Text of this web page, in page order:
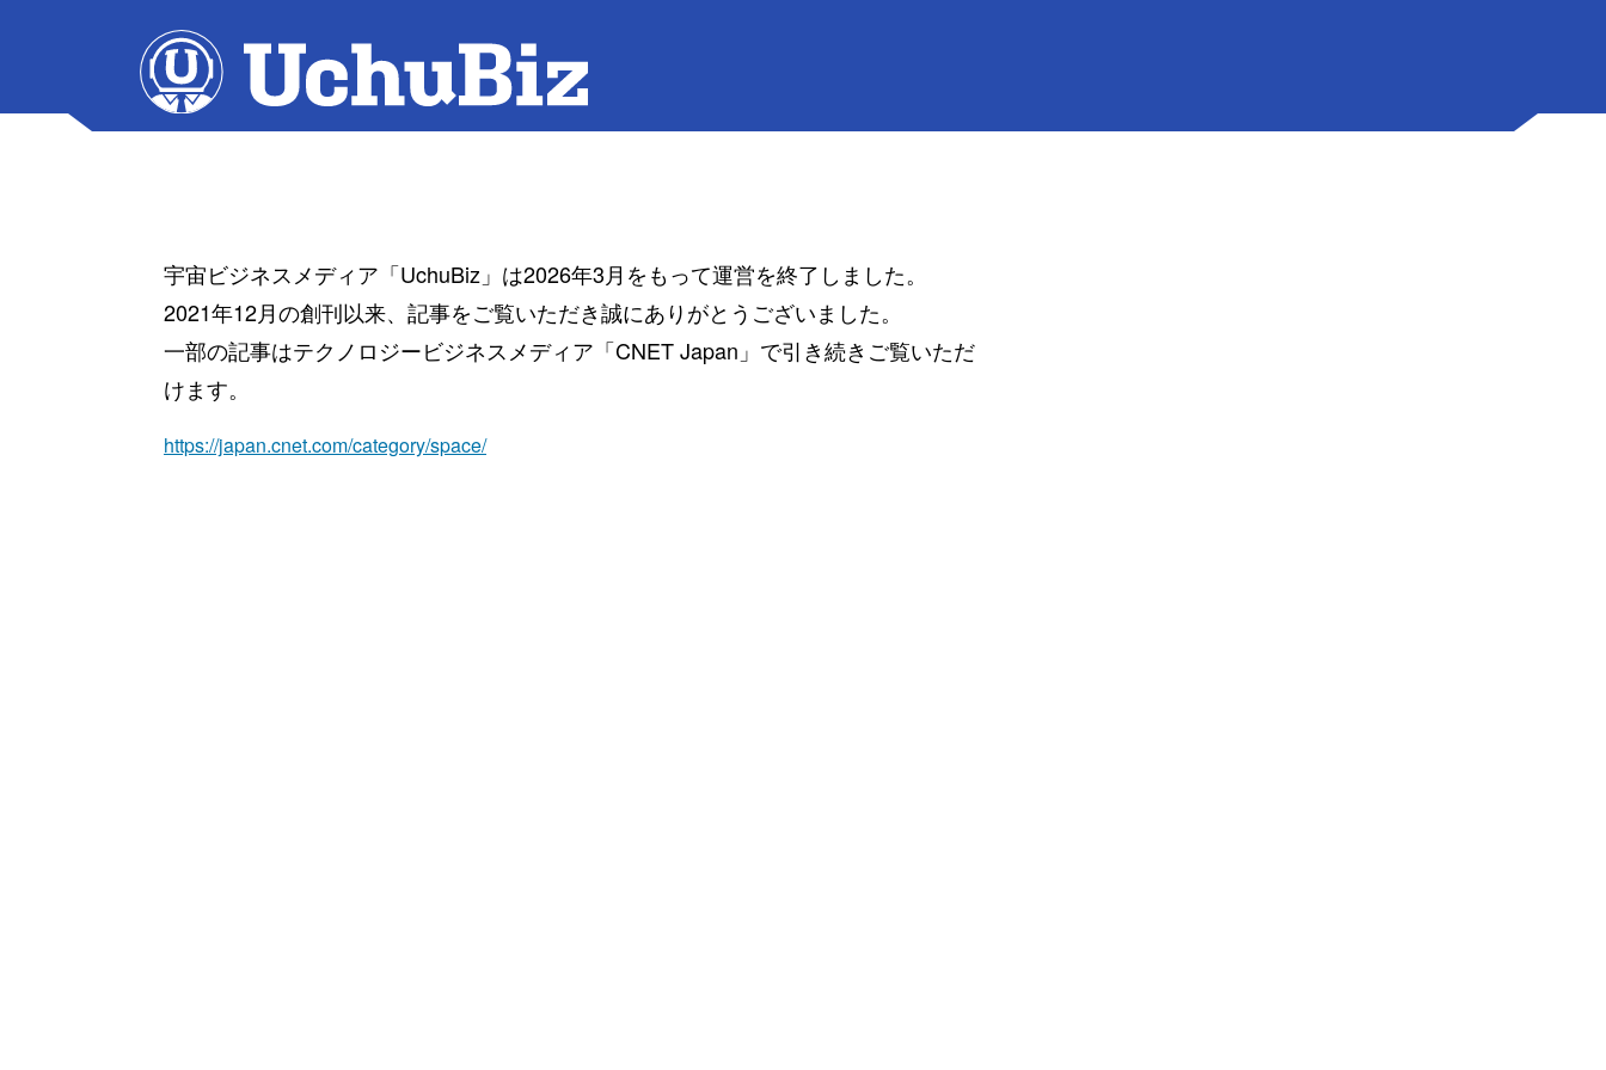
宇宙ビジネスメディア「UchuBiz」は2026年3月をもって運営を終了しました。
2021年12月の創刊以来、記事をご覧いただき誠にありがとうございました。
一部の記事はテクノロジービジネスメディア「CNET Japan」で引き続きご覧いただ
けます。
https://japan.cnet.com/category/space/